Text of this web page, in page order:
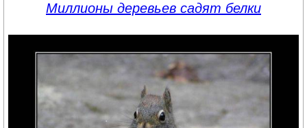
Миллионы деревьев садят белки